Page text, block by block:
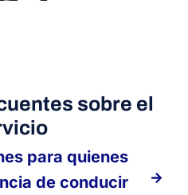
sobre el
para quienes
de conducir